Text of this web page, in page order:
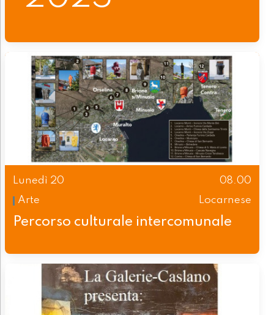
Lunedì 20
08.00
Arte
Locarnese
Percorso culturale intercomunale